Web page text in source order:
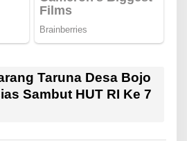
Taruna Desa Bojo
Sambut HUT RI Ke 7